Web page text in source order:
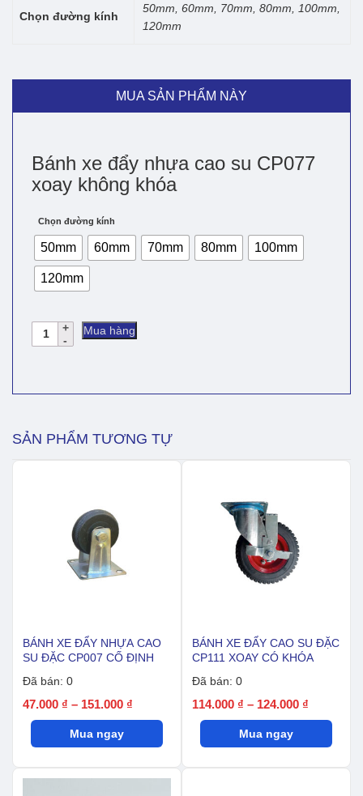
Chọn đường kính
50mm, 60mm, 70mm, 80mm, 100mm,
120mm
MUA SẢN PHẨM NÀY
Bánh xe đẩy nhựa cao su CP077
xoay không khóa
Chọn đường kính
50mm 60mm 70mm 80mm 100mm
120mm
Bánh
không
khóa
Mua hàng
SẢN PHẨM TƯƠNG TỰ
BÁNH XE ĐẨY NHỰA CAO
SU ĐẶC CP007 CỐ ĐỊNH
Đã bán: 0
47.000 ₫ – 151.000 ₫
giá:
47.000 ₫
151.000 ₫
Mua ngay
BÁNH XE ĐẨY CAO SU ĐẶC
CP111 XOAY CÓ KHÓA
Đã bán: 0
114.000 ₫ – 124.000 ₫
giá:
114.000 ₫
Mua ngay